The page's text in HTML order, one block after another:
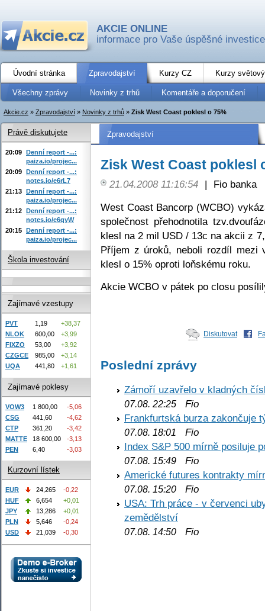
AKCIE ONLINE
informace pro Vaše úspěšné investice
Úvodní stránka Zpravodajství Kurzy CZ Kurzy
Všechny zprávy Novinky z trhů Komentáře a doporučení
Akcie.cz » Zpravodajství » Novinky z trhů » Zisk West Coast poklesl o 75%
Zpravodajství
Zisk West Coast poklesl
21.04.2008 11:16:54 |
Fio banka
West Coast Bancorp (WCBO)
společnost přehodnotila
klesl na 2 mil USD / 13c na akcii z
Příjem z úroků, neboli rozdíl mezi
klesl o 15% oproti loňskému roku.
Akcie WCBO v pátek po closu
Diskutovat
Poslední zprávy
Zámoří uzavřelo v kladných
07.08. 22:25 Fio
Frankfurtská burza zakončuje
07.08. 18:01
Fio
Index S&P 500 mírně posiluje
07.08. 15:49 Fio
Americké futures kontrakty
07.08. 15:20 Fio
USA: Trh práce - v červenci
zemědělství
07.08. 14:50 Fio
Právě diskutujete
20:09 Denní report -...:
paiza.io/projec...
20:09 Denní report -...:
notes.io/e6rL7
21:13 Denní report -...:
paiza.io/projec...
21:12 Denní report -...:
notes.io/e6qyW
20:15 Denní report -...:
paiza.io/projec...
Škola investování
Zajímavé vzestupy
PVT 1,19
+38,37
NLOK
600,00
+3,99
FIXZO
53,00
+3,92
CZGCE
985,00
+3,14
UQA
441,80 +1,61
Zajímavé poklesy
VOW3 1 800,00
-5,06
CSG
441,60
-4,62
CTP
361,20
-3,42
MATTE
18 600,00
-3,13
PEN
6,40 -3,03
Kurzovní lístek
EUR 24,265
-0,22
HUF
6,654
+0,01
JPY
13,286
+0,01
PLN
5,646
-0,24
USD
21,039 -0,30